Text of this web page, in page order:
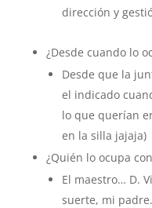
dirección y
¿Desde cuando lo
Desde que la
el indicado
lo que querían
en la silla jajaja)
¿Quién lo ocupa
El maestro… D.
suerte, mi padre.